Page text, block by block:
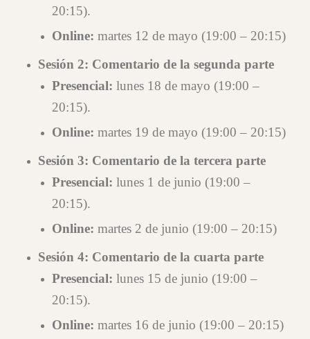
20:15).
Online: martes 12 de mayo (19:00 – 20:15)
Sesión 2: Comentario de la segunda parte
Presencial: lunes 18 de mayo (19:00 –
20:15).
Online: martes 19 de mayo (19:00 – 20:15)
Sesión 3: Comentario de la tercera parte
Presencial: lunes 1 de junio (19:00 –
20:15).
Online: martes 2 de junio (19:00 – 20:15)
Sesión 4: Comentario de la cuarta parte
Presencial: lunes 15 de junio (19:00 –
20:15).
Online: martes 16 de junio (19:00 – 20:15)